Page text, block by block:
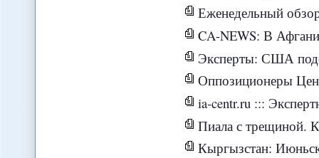
Еженедельный обзор
CA-NEWS: В Афганистане
Эксперты: США подсадили
Оппозиционеры
ia-centr.ru :::
Пиала с трещиной.
Кыргызстан: